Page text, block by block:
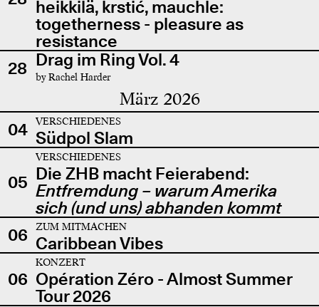
heikkilä, krstić, mauchle:
togetherness - pleasure as
resistance
28 Drag im Ring Vol. 4
by Rachel Harder
März 2026
04 VERSCHIEDENES
Südpol Slam
05
VERSCHIEDENES
Die ZHB macht Feierabend:
Entfremdung – warum Amerika
sich (und uns) abhanden kommt
06
ZUM MITMACHEN
Caribbean Vibes
06
KONZERT
Opération Zéro - Almost Summer
Tour 2026